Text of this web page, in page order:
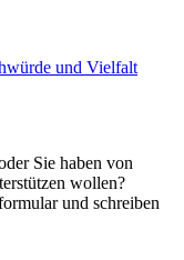
Sie haben von
wollen?
und schreiben